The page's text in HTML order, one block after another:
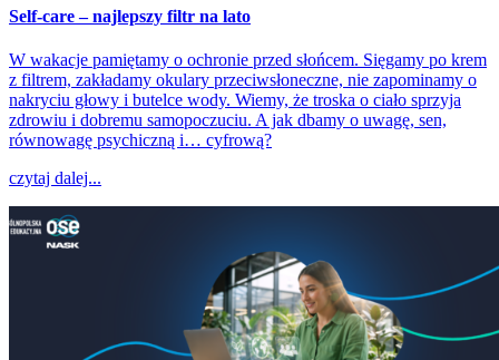
Self-care – najlepszy filtr na lato
W wakacje pamiętamy o ochronie przed słońcem. Sięgamy po krem
z filtrem, zakładamy okulary przeciwsłoneczne, nie zapominamy o
nakryciu głowy i butelce wody. Wiemy, że troska o ciało sprzyja
zdrowiu i dobremu samopoczuciu. A jak dbamy o uwagę, sen,
równowagę psychiczną i… cyfrową?
czytaj dalej...